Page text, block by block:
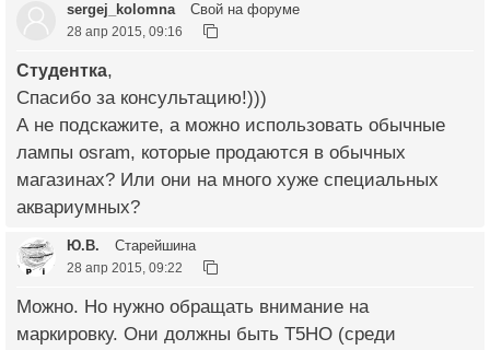
sergej_kolomna Свой на форуме
28 апр 2015, 09:16
Студентка,
Спасибо за консультацию!)))
А не подскажите, а можно использовать обычные
лампы osram, которые продаются в обычных
магазинах? Или они на много хуже специальных
аквариумных?
Ю.В. Старейшина
28 апр 2015, 09:22
Можно. Но нужно обращать внимание на
маркировку. Они должны быть Т5НО (среди